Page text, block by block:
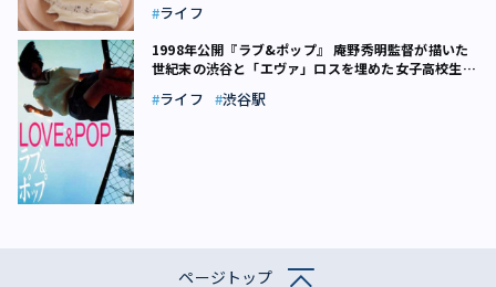
ライフ
1998年公開『ラブ&ポップ』 庵野秀明監督が描いた
世紀末の渋谷と「エヴァ」ロスを埋めた女子高校生た
ライフ 渋谷駅
ページトップ